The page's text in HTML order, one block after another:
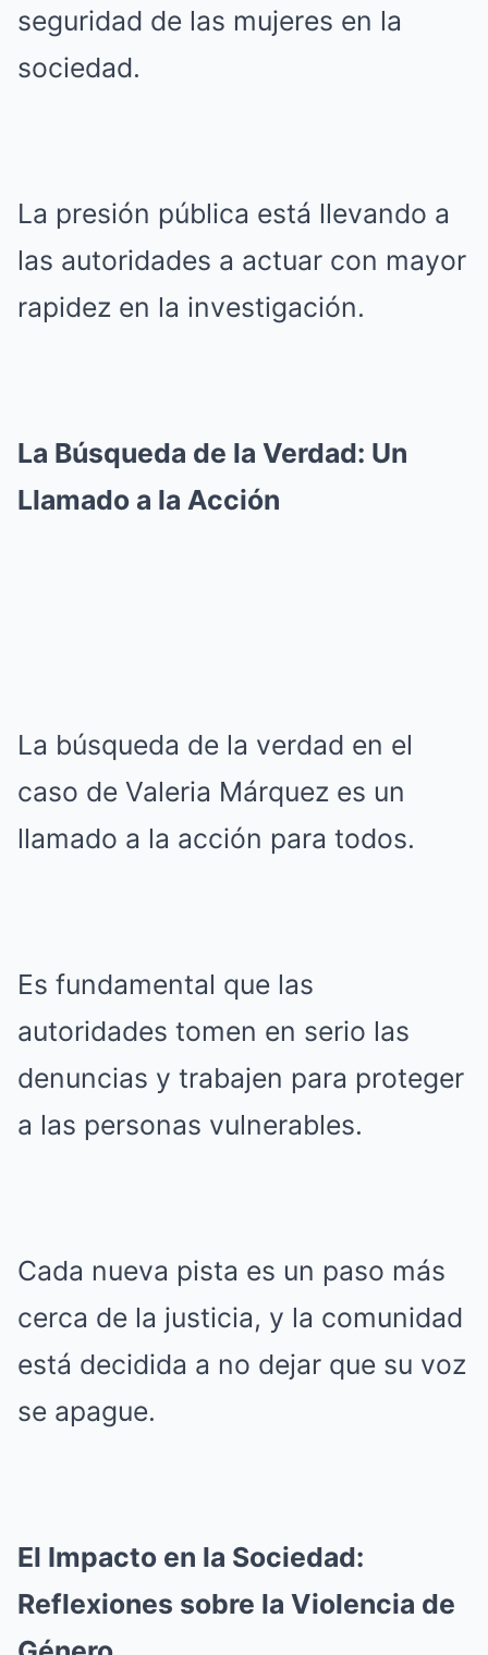
seguridad de las mujeres en la
sociedad.
La presión pública está llevando a
las autoridades a actuar con mayor
rapidez en la investigación.
La Búsqueda de la Verdad: Un
Llamado a la Acción
La búsqueda de la verdad en el
caso de Valeria Márquez es un
llamado a la acción para todos.
Es fundamental que las
autoridades tomen en serio las
denuncias y trabajen para proteger
a las personas vulnerables.
Cada nueva pista es un paso más
cerca de la justicia, y la comunidad
está decidida a no dejar que su voz
se apague.
El Impacto en la Sociedad:
Reflexiones sobre la Violencia de